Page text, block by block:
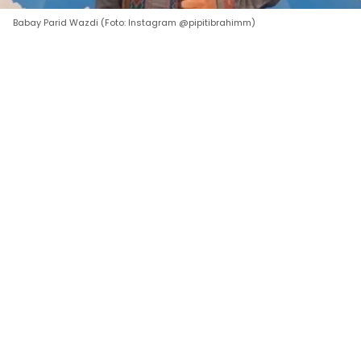
Babay Parid Wazdi (Foto: Instagram @pipitibrahimm)